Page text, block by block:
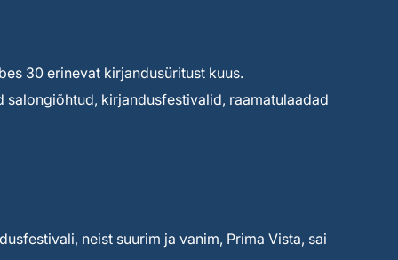
30 erinevat kirjandusüritust kuus.
salongiõhtud, kirjandusfestivalid, raamatulaadad
neist suurim ja vanim, Prima Vista, sai